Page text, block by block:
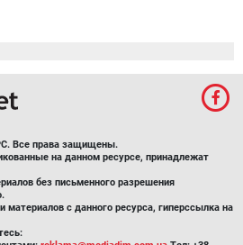
Все права защищены.
на данном ресурсе, принадлежат
без письменного разрешения
материалов с данного ресурса, гиперссылка на